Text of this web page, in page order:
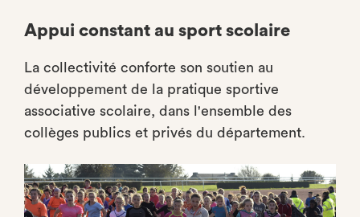
Appui constant au sport scolaire
La collectivité conforte son soutien au
développement de la pratique sportive
associative scolaire, dans l'ensemble des
collèges publics et privés du département.